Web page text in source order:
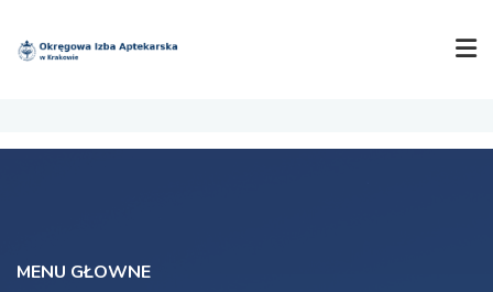
MENU GŁOWNE